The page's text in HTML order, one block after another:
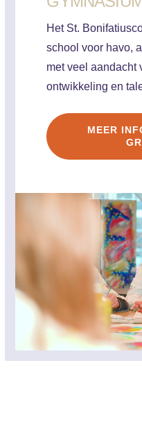
Het St.
school voor havo,
met veel aandacht
ontwikkeling en
MEER